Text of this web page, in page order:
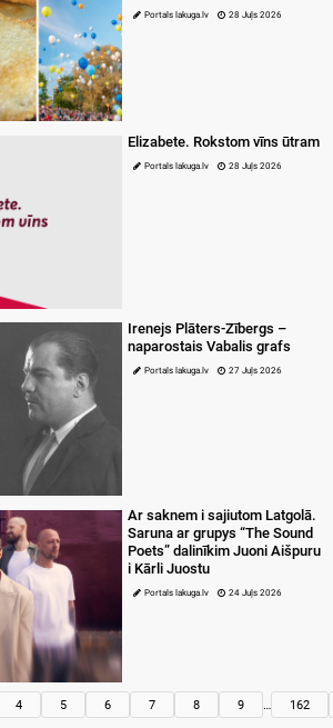
Portals lakuga.lv 28 Juļs 2026
Elizabete. Rokstom vīns ūtram
Portals lakuga.lv 28 Juļs 2026
Irenejs Plāters-Zībergs –
naparostais Vabalis grafs
Portals lakuga.lv 27 Juļs 2026
Ar saknem i sajiutom Latgolā.
Saruna ar grupys “The Sound
Poets” dalinīkim Juoni Aišpuru
i Kārli Juostu
Portals lakuga.lv 24 Juļs 2026
4 5 6 7 8 9 162